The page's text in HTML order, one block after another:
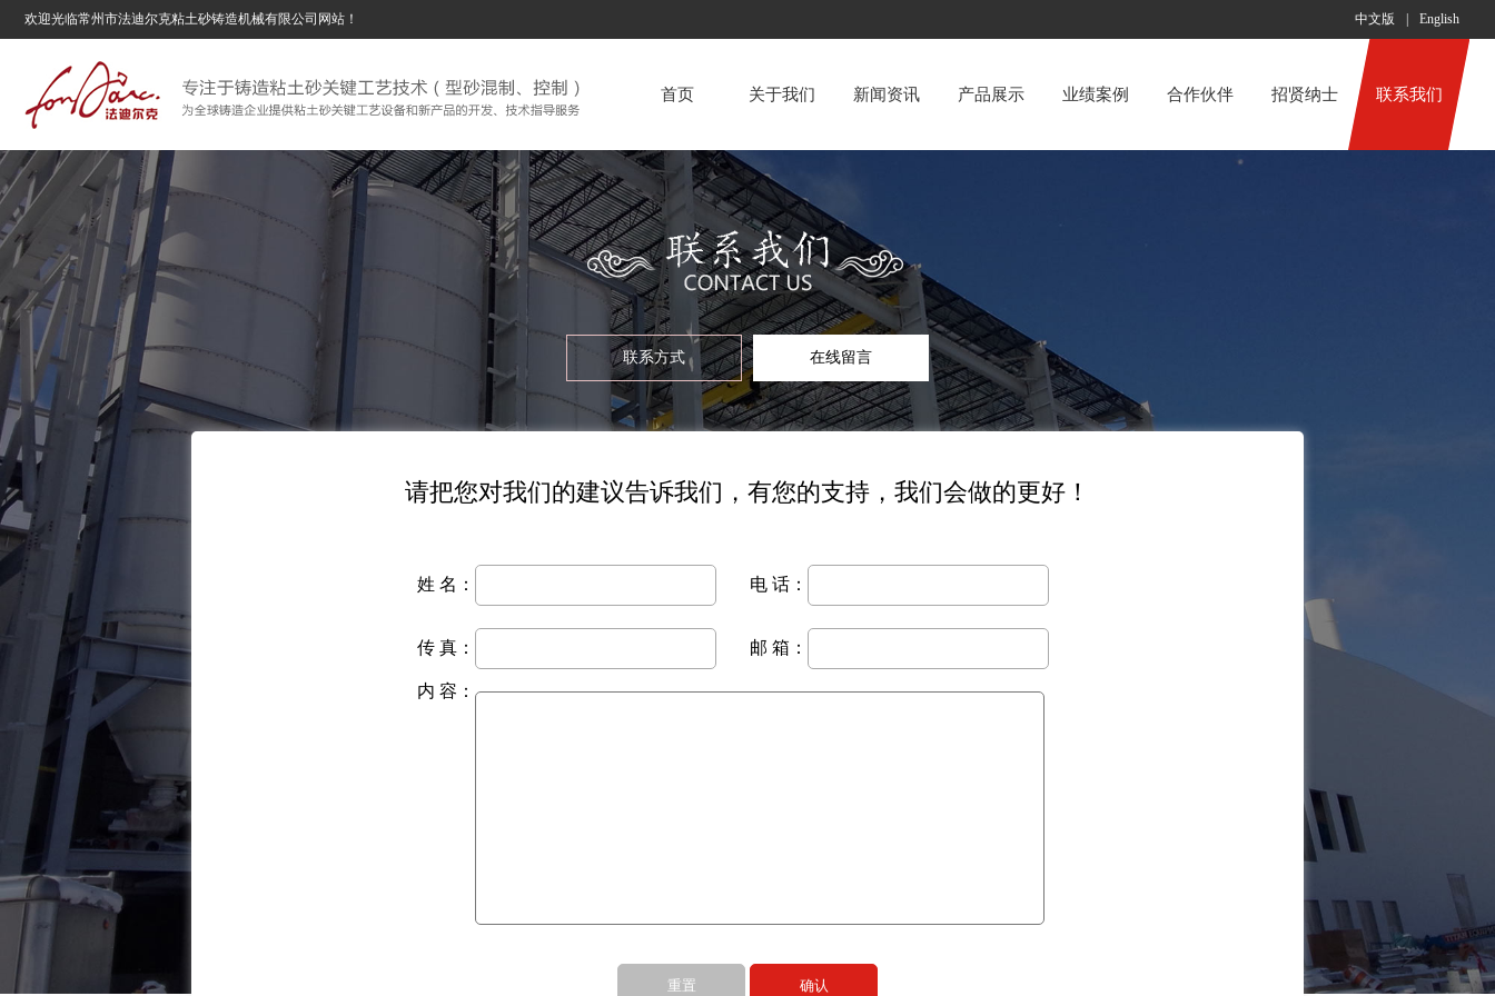
欢迎光临常州市法迪尔克粘土砂铸造机械有限公司网站！ 中文版 English
首页 关于我们 新闻资讯 产品展示 业绩案例 合作伙伴 招贤纳士 联系我们
联系方式
联系方式
在线留言
在线留言
请把您对我们的建议告诉我们，有您的支持，我们会做的更好！
姓 名： 电 话：
传 真： 邮 箱：
内 容：